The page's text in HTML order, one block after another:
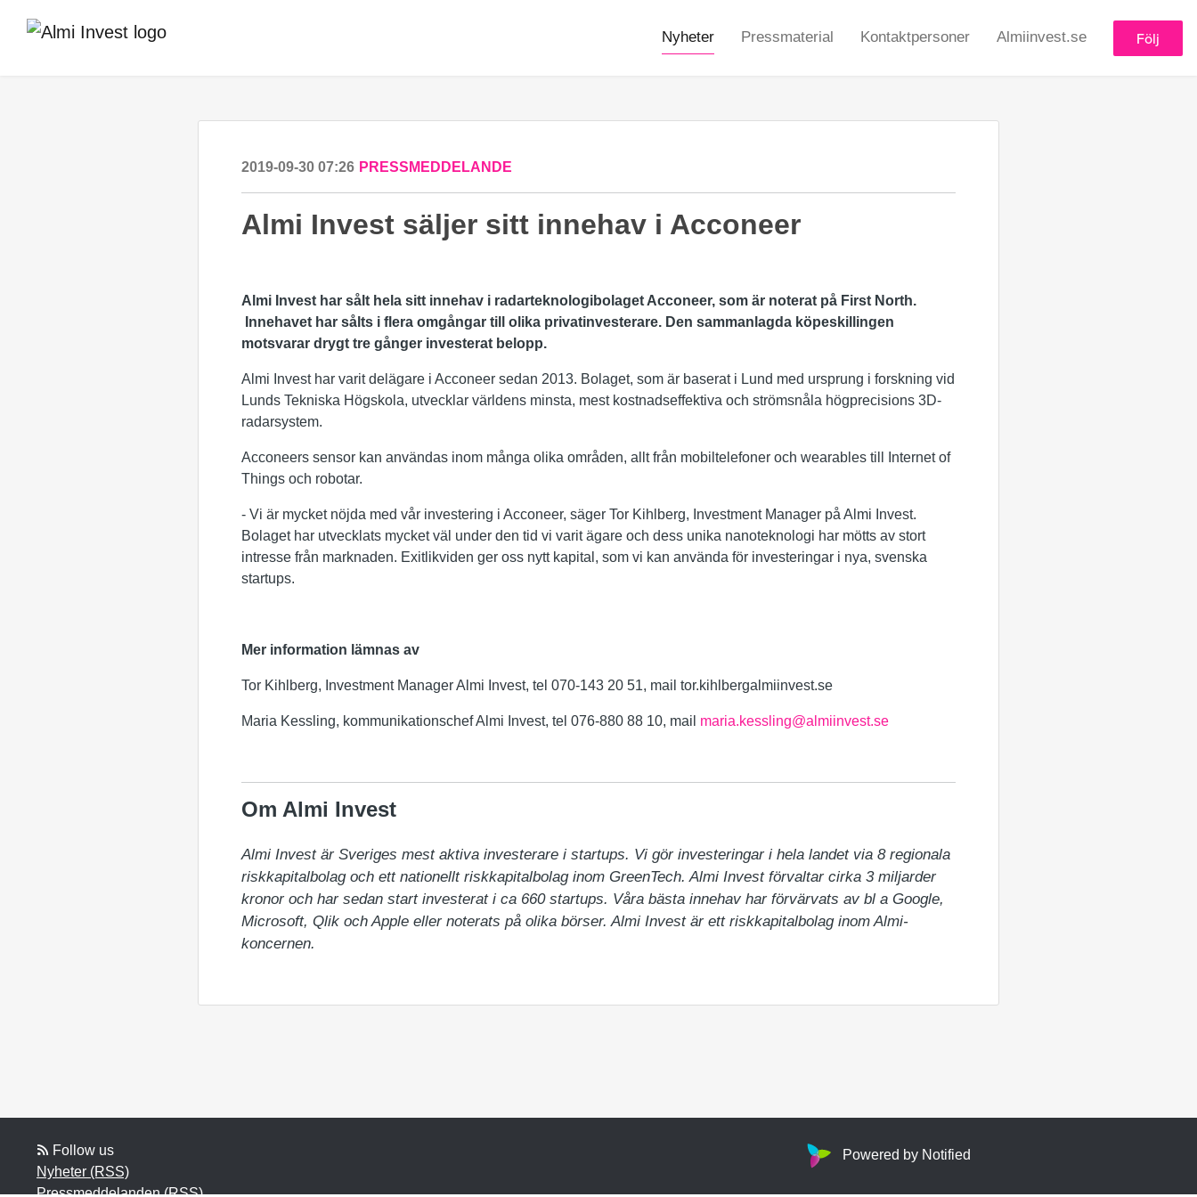
Nyheter Pressmaterial Kontaktpersoner Almiinvest.se Följ
2019-09-30 07:26 PRESSMEDDELANDE
Almi Invest säljer sitt innehav i Acconeer
Almi Invest har sålt hela sitt innehav i radarteknologibolaget Acconeer, som är noterat på First North.
Innehavet har sålts i flera omgångar till olika privatinvesterare. Den sammanlagda köpeskillingen
motsvarar drygt tre gånger investerat belopp.
Almi Invest har varit delägare i Acconeer sedan 2013. Bolaget, som är baserat i Lund med ursprung i forskning vid
Lunds Tekniska Högskola, utvecklar världens minsta, mest kostnadseffektiva och strömsnåla högprecisions 3D-
radarsystem.
Acconeers sensor kan användas inom många olika områden, allt från mobiltelefoner och wearables till Internet of
Things och robotar.
- Vi är mycket nöjda med vår investering i Acconeer, säger Tor Kihlberg, Investment Manager på Almi Invest.
Bolaget har utvecklats mycket väl under den tid vi varit ägare och dess unika nanoteknologi har mötts av stort
intresse från marknaden. Exitlikviden ger oss nytt kapital, som vi kan använda för investeringar i nya, svenska
startups.
Mer information lämnas av
Tor Kihlberg, Investment Manager Almi Invest, tel 070-143 20 51, mail tor.kihlbergalmiinvest.se
Maria Kessling, kommunikationschef Almi Invest, tel 076-880 88 10, mail maria.kessling@almiinvest.se
Om Almi Invest
Almi Invest är Sveriges mest aktiva investerare i startups. Vi gör investeringar i hela landet via 8 regionala
riskkapitalbolag och ett nationellt riskkapitalbolag inom GreenTech. Almi Invest förvaltar cirka 3 miljarder
kronor och har sedan start investerat i ca 660 startups. Våra bästa innehav har förvärvats av bl a Google,
Microsoft, Qlik och Apple eller noterats på olika börser. Almi Invest är ett riskkapitalbolag inom Almi-
koncernen.
Follow us
Nyheter (RSS)
Pressmeddelanden (RSS)
Powered by Notified